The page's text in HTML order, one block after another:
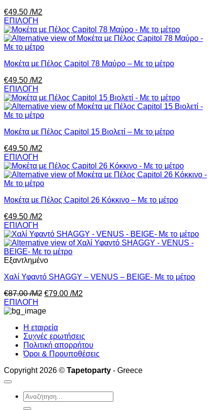
€49.50 /Μ2
ΕΠΙΛΟΓΗ
Μοκέτα με Πέλος Capitol 78 Μαύρο – Με το μέτρο
€49.50 /Μ2
ΕΠΙΛΟΓΗ
Μοκέτα με Πέλος Capitol 15 Βιολετί – Με το μέτρο
€49.50 /Μ2
ΕΠΙΛΟΓΗ
Μοκέτα με Πέλος Capitol 26 Κόκκινο – Με το μέτρο
€49.50 /Μ2
ΕΠΙΛΟΓΗ
Εξαντλημένο
Χαλί Υφαντό SHAGGY – VENUS – BEIGE- Με το μέτρο
€87.00/Μ2 €79.00 /Μ2
ΕΠΙΛΟΓΗ
Η εταιρεία
Συχνές ερωτήσεις
Πολιτική απορρήτου
Όροι & Προυποθέσεις
Copyright 2026 © Tapetoparty - Greece
Αναζήτηση
για: